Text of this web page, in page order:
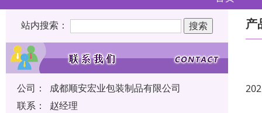
站内搜索：
公司：
成都顺安宏业包装制品有限公司
联系：
赵经理
产